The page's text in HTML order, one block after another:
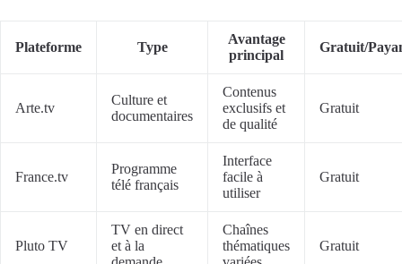
Plateforme Type
Avantage
principal
Gratuit/
Arte.tv
Culture et
documentaires
Contenus
exclusifs et
de qualité
Gratuit
France.tv
Programme
télé français
Interface
facile à
utiliser
Gratuit
Pluto TV
TV en direct
et à la
Chaînes
thématiques
Gratuit